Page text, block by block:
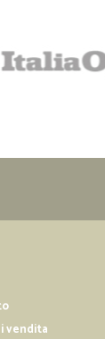
vendita